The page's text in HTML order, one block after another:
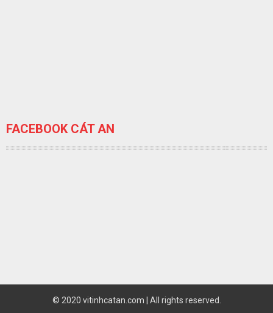
FACEBOOK CÁT AN
© 2020 vitinhcatan.com | All rights reserved.